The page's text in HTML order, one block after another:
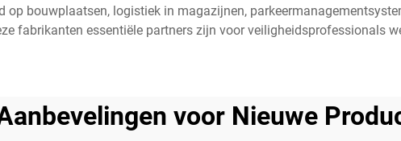
op bouwplaatsen, logistiek in magazijnen,
fabrikanten essentiële partners zijn voor veiligheidsprofessionals
voor Nieuwe